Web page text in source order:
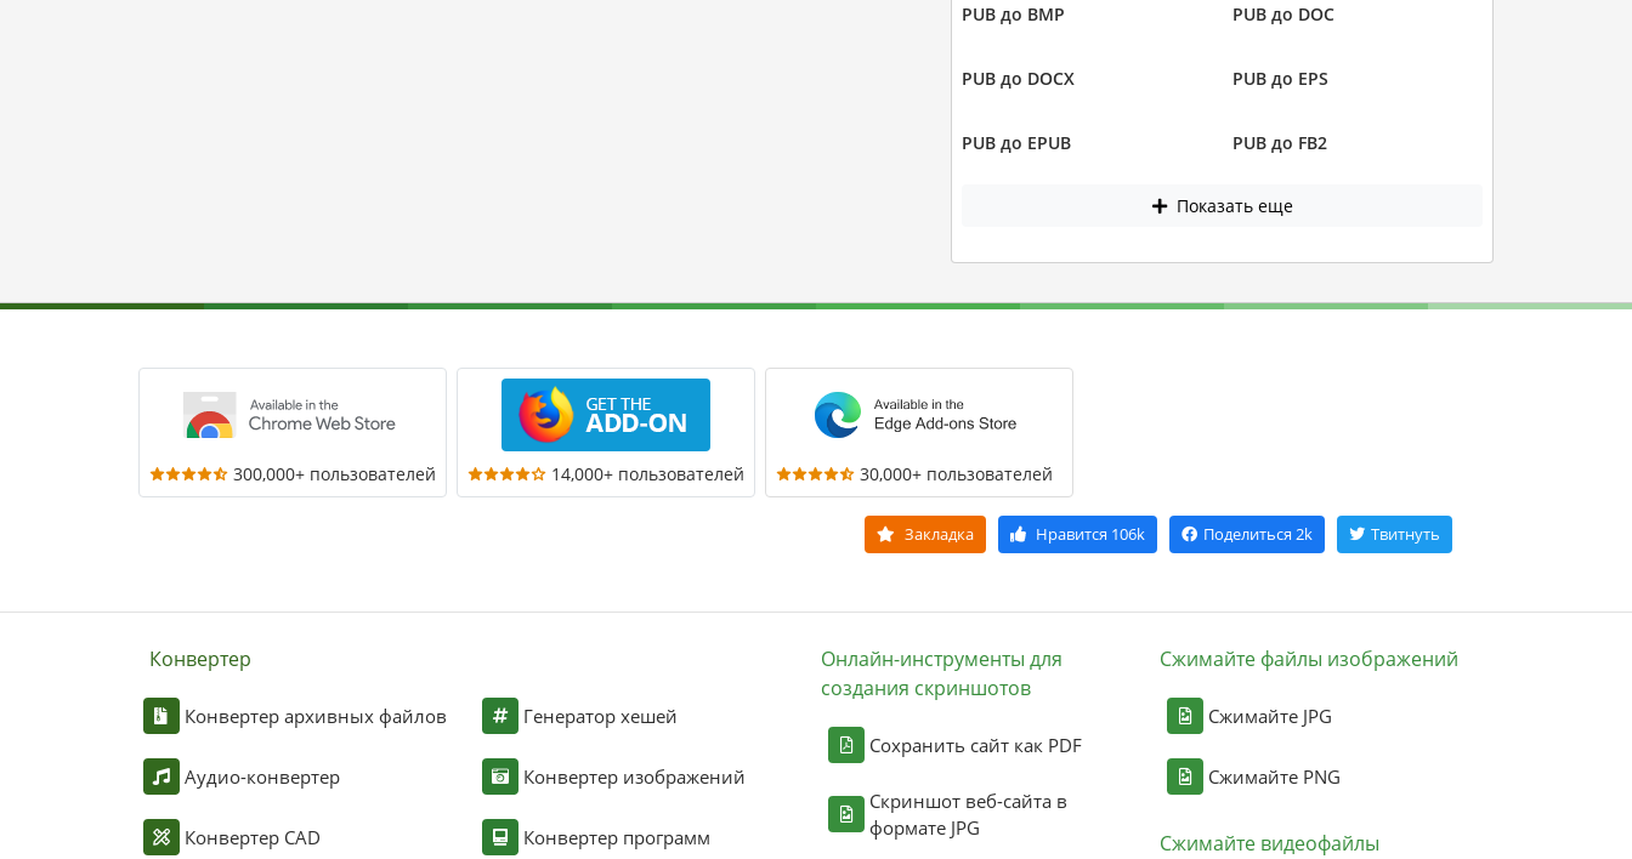
PUB до BMP PUB до DOC
PUB до DOCX PUB до EPS
PUB до EPUB PUB до FB2
Показать еще
300,000+ пользователей 14,000+ пользователей 30,000+ пользователей
Закладка Нравится 106k Поделиться 2k Твитнуть
Конвертер
Конвертер архивных файлов
Аудио-конвертер
Конвертер CAD
Генератор хешей
Конвертер изображений
Конвертер программ
Онлайн-инструменты для
создания скриншотов
Сохранить сайт как PDF
Скриншот веб-сайта в
формате JPG
Сжимайте файлы изображений
Сжимайте JPG
Сжимайте PNG
Сжимайте видеофайлы